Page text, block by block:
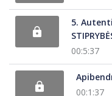
5.
00:5:37
00:1:37